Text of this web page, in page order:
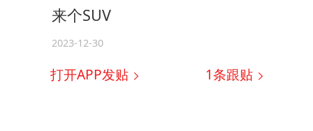
来个SUV
2023-12-30
打开APP发贴 1条跟贴